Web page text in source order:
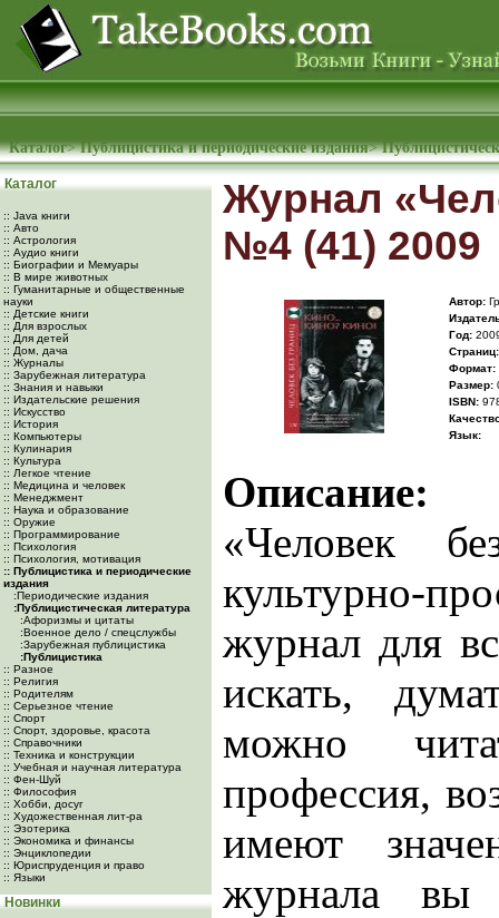
Каталог>Публицистика и периодические издания>
Каталог
:: Java книги
:: Авто
:: Астрология
:: Аудио книги
:: Биографии и Мемуары
:: В мире животных
:: Гуманитарные и общественные
науки
:: Детские книги
:: Для взрослых
:: Для детей
:: Дом, дача
:: Журналы
:: Зарубежная литература
:: Знания и навыки
:: Издательские решения
:: Искусство
:: История
:: Компьютеры
:: Кулинария
:: Культура
:: Легкое чтение
:: Медицина и человек
:: Менеджмент
:: Наука и образование
:: Оружие
:: Программирование
:: Психология
:: Психология, мотивация
:: Публицистика и периодические
издания
:Периодические издания
:Публицистическая литература
:Афоризмы и цитаты
:Военное дело / спецслужбы
:Зарубежная публицистика
:Публицистика
:: Разное
:: Религия
:: Родителям
:: Серьезное чтение
:: Спорт
:: Спорт, здоровье, красота
:: Справочники
:: Техника и конструкции
:: Учебная и научная литература
:: Фен-Шуй
:: Философия
:: Хобби, досуг
:: Художественная лит-ра
:: Эзотерика
:: Экономика и финансы
:: Энциклопедии
:: Юриспруденция и право
:: Языки
Новинки
Журнал
№4 (41) 2009
Автор:
Год:
Cтраниц:
Формат:
Размер:
ISBN:
Язык:
Описание:
«Человек
культурно-
журнал для
искать,
можно
профессия,
имеют
журнала вы